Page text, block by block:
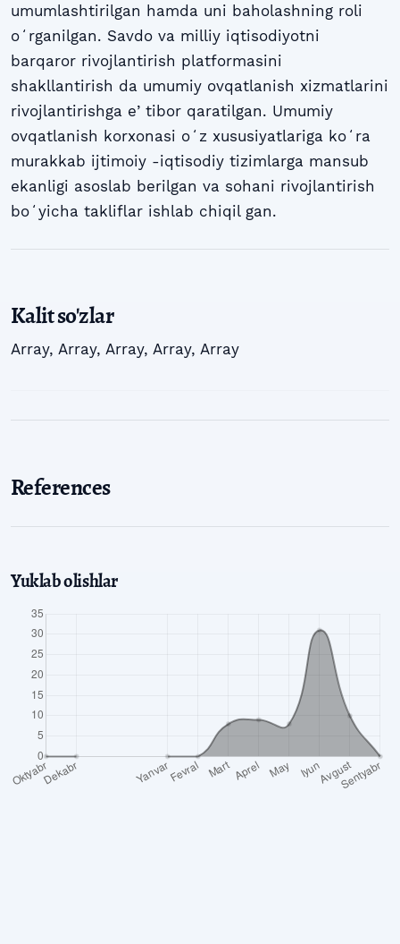
umumlashtirilgan hamda uni baholashning roli
oʻrganilgan. Savdo va milliy iqtisodiyotni
barqaror rivojlantirish platformasini
shakllantirish da umumiy ovqatlanish xizmatlarini
rivojlantirishga eʼtibor qaratilgan. Umumiy
ovqatlanish korxonasi oʻz xususiyatlariga koʻra
murakkab ijtimoiy -iqtisodiy tizimlarga mansub
ekanligi asoslab berilgan va sohani rivojlantirish
boʻyicha takliflar ishlab chiqil gan.
Kalit so'zlar
Array, Array, Array, Array, Array
References
Yuklab olishlar